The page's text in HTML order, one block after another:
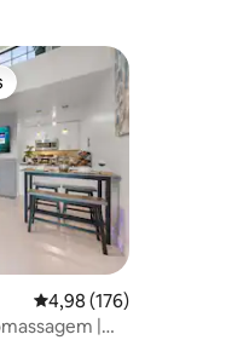
dos hóspedes
4,98 de uma avaliação
4,98 (176)
|